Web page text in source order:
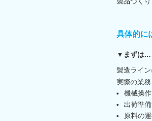
具体的に
▼まずは…
製造ライ
実際の業務
機械操作
出荷準備
原料の